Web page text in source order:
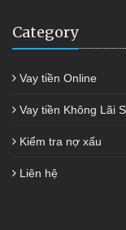
Category
Vay tiền Online
Vay tiền Không Lãi
Kiểm tra nợ xấu
Liên hệ